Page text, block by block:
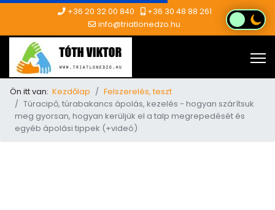
+36 20 32 00 840
+36 30 48 88 261
info@triatlonedzo.hu
Ön itt van: Kezdőlap
Felszerelés, teszt
Túracipő, túrabakancs ápolás, kezelés - hogyan szárítsuk
meg gyorsan, hogyan kerüljük el a talp megrepedését és
egyéb ápolási tippek (+videó)